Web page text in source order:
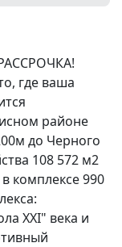
где ваша
районе
до Черного
108 572 м2
комплексе 990
ХХI" века и